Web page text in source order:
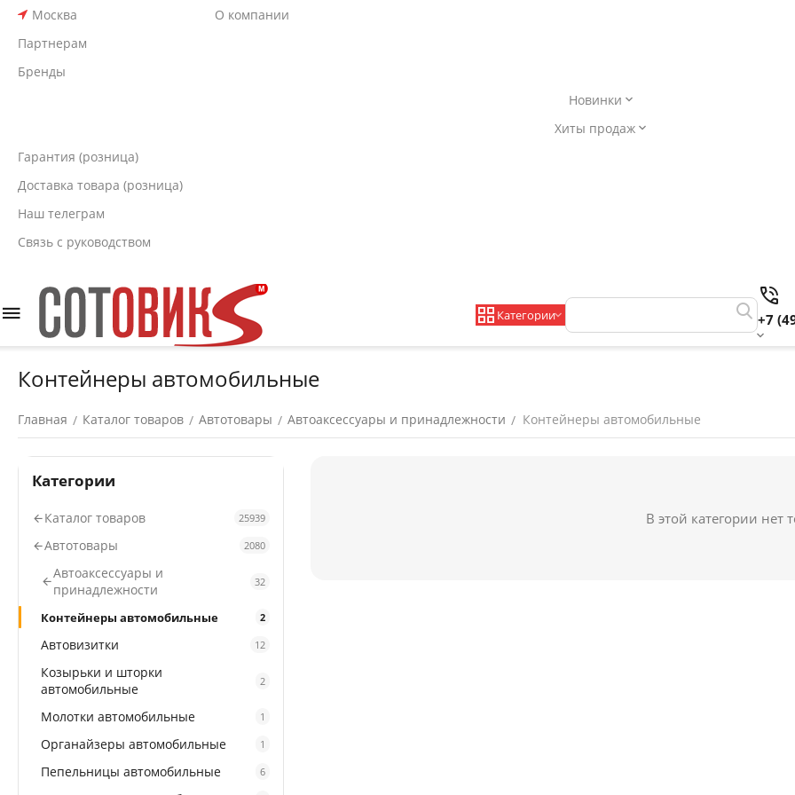
Москва
О компании
Партнерам
Бренды
Новинки
Хиты продаж
Гарантия (розница)
Доставка товара (розница)
Наш телеграм
Связь с руководством
Категории +7
Контейнеры автомобильные
Главная / Каталог товаров / Автотовары / Автоаксессуары и принадлежности / Контейнеры автомобильные
В этой категории нет
Категории
Каталог товаров 25939
Автотовары 2080
Автоаксессуары и
принадлежности
32
Контейнеры автомобильные 2
Автовизитки 12
Козырьки и шторки
автомобильные
2
Молотки автомобильные 1
Органайзеры автомобильные 1
Пепельницы автомобильные 6